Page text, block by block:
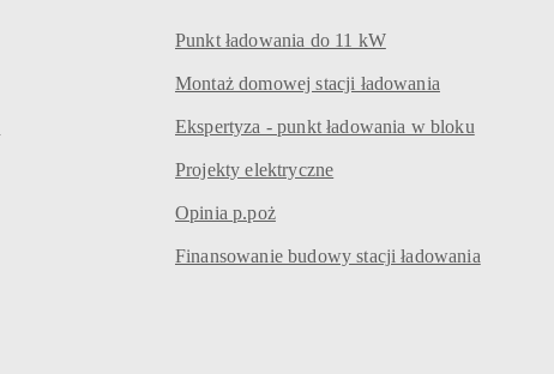
Punkt ładowania do 11 kW
Montaż domowej stacji ładowania
Ekspertyza - punkt ładowania w bloku
Projekty elektryczne
Opinia p.poż
Finansowanie budowy stacji ładowania